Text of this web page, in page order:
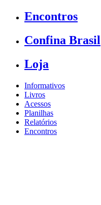
Encontros
Confina Brasil
Loja
Informativos
Livros
Acessos
Planilhas
Relatórios
Encontros